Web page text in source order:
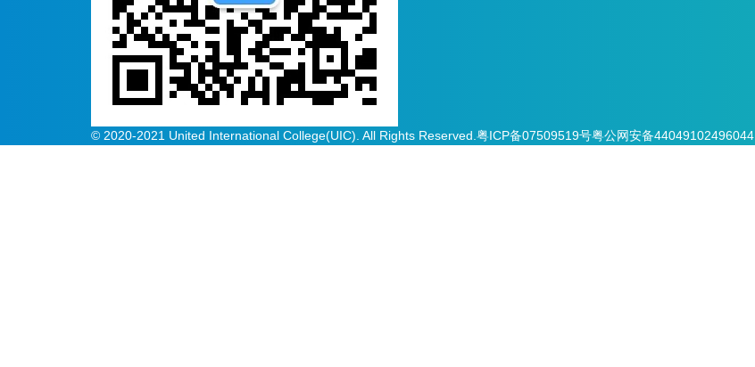
© 2020-2021 United International College(UIC). All Rights Reserved. 粤ICP备07509519号粤公网安备44049102496044.